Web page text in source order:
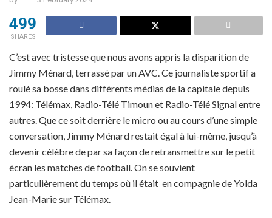
499
SHARES
C’est avec tristesse que nous avons appris la disparition de
Jimmy Ménard, terrassé par un AVC. Ce journaliste sportif a
roulé sa bosse dans différents médias de la capitale depuis
1994: Télémax, Radio-Télé Timoun et Radio-Télé Signal entre
autres. Que ce soit derrière le micro ou au cours d’une simple
conversation, Jimmy Ménard restait égal à lui-même, jusqu’à
devenir célèbre de par sa façon de retransmettre sur le petit
écran les matches de football. On se souvient
particulièrement du temps où il était en compagnie de Yolda
Jean-Marie sur Télémax.